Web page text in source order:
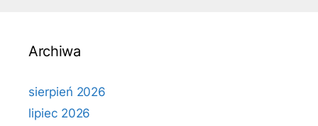
Archiwa
sierpień 2026
lipiec 2026